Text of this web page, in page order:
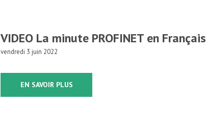
VIDEO La minute PROFINET en Français
vendredi 3 juin 2022
EN SAVOIR PLUS